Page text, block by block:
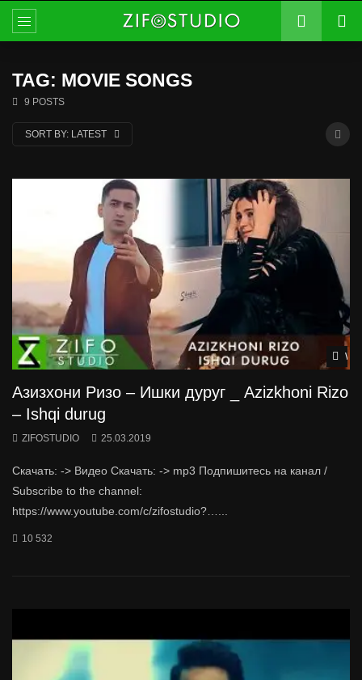
TAG: MOVIE SONGS
9 POSTS
SORT BY: LATEST
Азизхони Ризо – Ишки дуруг _ Azizkhoni Rizo
– Ishqi durug
ZIFOSTUDIO 25.03.2019
Скачать: -> Видео Скачать: -> mp3 Подпишитесь на канал /
Subscribe to the channel:
https://www.youtube.com/c/zifostudio?…...
10 532